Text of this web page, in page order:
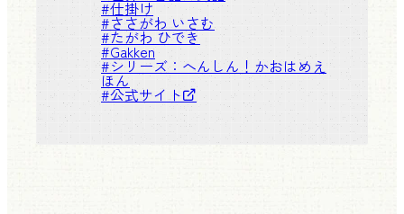
#仕掛け
#ささがわ いさむ
#たがわ ひでき
#Gakken
#シリーズ： へんしん！かおはめえ
ほん
#公式サイト